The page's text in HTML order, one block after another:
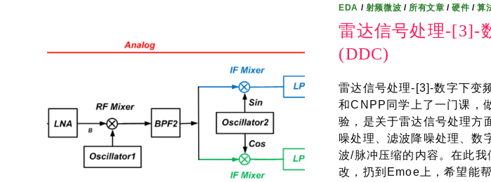
EDA / 射频微波 / 所有文章 /硬件 /算
雷达信号处理-[3]-
(DDC)
雷达信号处理-[3]-数字下变
和CNPP同学上了一门课，
验，是关于雷达信号处理方
噪处理、滤波降噪处理、数
波/脉冲压缩的内容。在此我
改，扔到Emoe上，希望能